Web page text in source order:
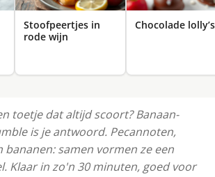
Stoofpeertjes in
rode wijn
Chocolade lolly’s
toetje dat altijd scoort? Banaan-
is je antwoord. Pecannoten,
bananen: samen vormen ze een
Klaar in zo'n 30 minuten, goed voor